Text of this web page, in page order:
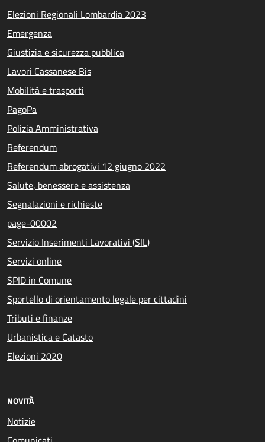
Elezioni Regionali Lombardia 2023
Emergenza
Giustizia e sicurezza pubblica
Lavori Cassanese Bis
Mobilità e trasporti
PagoPa
Polizia Amministrativa
Referendum
Referendum abrogativi 12 giugno 2022
Salute, benessere e assistenza
Segnalazioni e richieste
page-00002
Servizio Inserimenti Lavorativi (SIL)
Servizi online
SPID in Comune
Sportello di orientamento legale per cittadini
Tributi e finanze
Urbanistica e Catasto
Elezioni 2020
NOVITÀ
Notizie